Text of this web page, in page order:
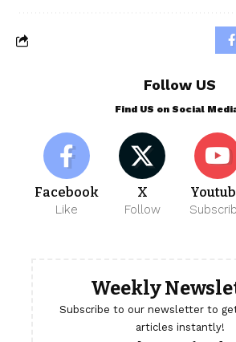
Follow US
Find US on Social
Facebook
Like
X
Follow
Weekly
Subscribe to our newsletter to
articles instantly!